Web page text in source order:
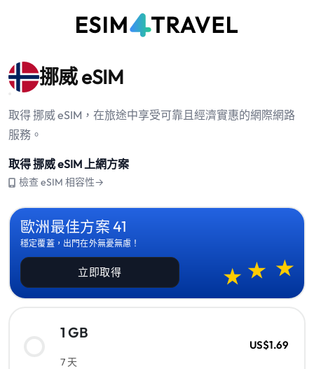
挪威 eSIM
取得 挪威 eSIM，在旅途中享受可靠且經濟實惠的網際網路
服務。
取得 挪威 eSIM 上網方案
檢查 eSIM 相容性→
歐洲最佳方案 41
穩定覆蓋，出門在外無憂無慮！
立即取得
1 GB
7 天
US$1.69